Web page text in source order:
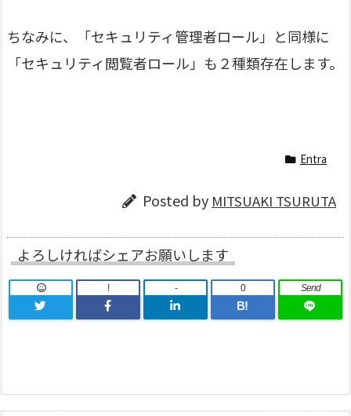
ちなみに、「セキュリティ管理者ロール」と同様に
「セキュリティ閲覧者ロール」も２種類存在します。
Entra
Posted by MITSUAKI TSURUTA
よろしければシェアお願いします
! -
B!
0 Send